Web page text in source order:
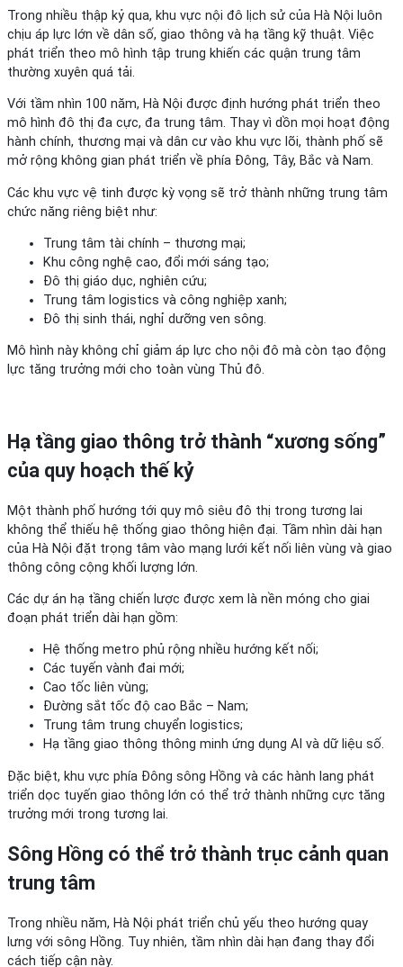
Trong nhiều thập kỷ qua, khu vực nội đô lịch sử của Hà Nội luôn
chịu áp lực lớn về dân số, giao thông và hạ tầng kỹ thuật. Việc
phát triển theo mô hình tập trung khiến các quận trung tâm
thường xuyên quá tải.
Với tầm nhìn 100 năm, Hà Nội được định hướng phát triển theo
mô hình đô thị đa cực, đa trung tâm. Thay vì dồn mọi hoạt động
hành chính, thương mại và dân cư vào khu vực lõi, thành phố sẽ
mở rộng không gian phát triển về phía Đông, Tây, Bắc và Nam.
Các khu vực vệ tinh được kỳ vọng sẽ trở thành những trung tâm
chức năng riêng biệt như:
Trung tâm tài chính – thương mại;
Khu công nghệ cao, đổi mới sáng tạo;
Đô thị giáo dục, nghiên cứu;
Trung tâm logistics và công nghiệp xanh;
Đô thị sinh thái, nghỉ dưỡng ven sông.
Mô hình này không chỉ giảm áp lực cho nội đô mà còn tạo động
lực tăng trưởng mới cho toàn vùng Thủ đô.
Hạ tầng giao thông trở thành “xương sống”
của quy hoạch thế kỷ
Một thành phố hướng tới quy mô siêu đô thị trong tương lai
không thể thiếu hệ thống giao thông hiện đại. Tầm nhìn dài hạn
của Hà Nội đặt trọng tâm vào mạng lưới kết nối liên vùng và giao
thông công cộng khối lượng lớn.
Các dự án hạ tầng chiến lược được xem là nền móng cho giai
đoạn phát triển dài hạn gồm:
Hệ thống metro phủ rộng nhiều hướng kết nối;
Các tuyến vành đai mới;
Cao tốc liên vùng;
Đường sắt tốc độ cao Bắc – Nam;
Trung tâm trung chuyển logistics;
Hạ tầng giao thông thông minh ứng dụng AI và dữ liệu số.
Đặc biệt, khu vực phía Đông sông Hồng và các hành lang phát
triển dọc tuyến giao thông lớn có thể trở thành những cực tăng
trưởng mới trong tương lai.
Sông Hồng có thể trở thành trục cảnh quan
trung tâm
Trong nhiều năm, Hà Nội phát triển chủ yếu theo hướng quay
lưng với sông Hồng. Tuy nhiên, tầm nhìn dài hạn đang thay đổi
cách tiếp cận này.